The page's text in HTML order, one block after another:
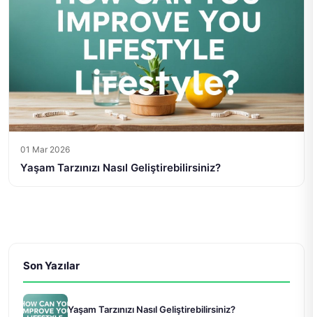
01 Mar 2026
Yaşam Tarzınızı Nasıl Geliştirebilirsiniz?
Son Yazılar
Yaşam Tarzınızı Nasıl Geliştirebilirsiniz?